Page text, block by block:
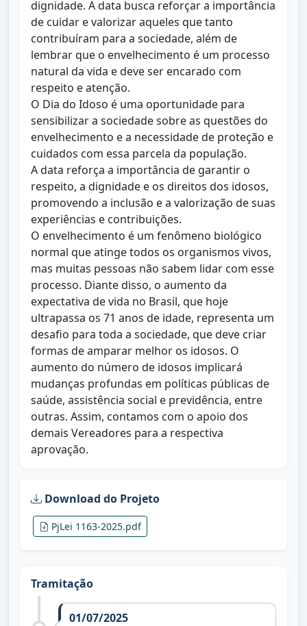
dignidade. A data busca reforçar a importância
de cuidar e valorizar aqueles que tanto
contribuíram para a sociedade, além de
lembrar que o envelhecimento é um processo
natural da vida e deve ser encarado com
respeito e atenção.
O Dia do Idoso é uma oportunidade para
sensibilizar a sociedade sobre as questões do
envelhecimento e a necessidade de proteção e
cuidados com essa parcela da população.
A data reforça a importância de garantir o
respeito, a dignidade e os direitos dos idosos,
promovendo a inclusão e a valorização de suas
experiências e contribuições.
O envelhecimento é um fenômeno biológico
normal que atinge todos os organismos vivos,
mas muitas pessoas não sabem lidar com esse
processo. Diante disso, o aumento da
expectativa de vida no Brasil, que hoje
ultrapassa os 71 anos de idade, representa um
desafio para toda a sociedade, que deve criar
formas de amparar melhor os idosos. O
aumento do número de idosos implicará
mudanças profundas em políticas públicas de
saúde, assistência social e previdência, entre
outras. Assim, contamos com o apoio dos
demais Vereadores para a respectiva
aprovação.
Download do Projeto
PjLei 1163-2025.pdf
Tramitação
01/07/2025